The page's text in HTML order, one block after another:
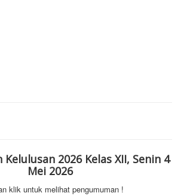
2026 Kelas XII, Senin 4
Mei 2026
klik untuk melihat pengumuman !